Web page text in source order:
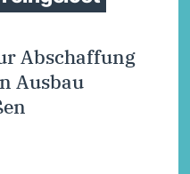
Abschaffung
Ausbau